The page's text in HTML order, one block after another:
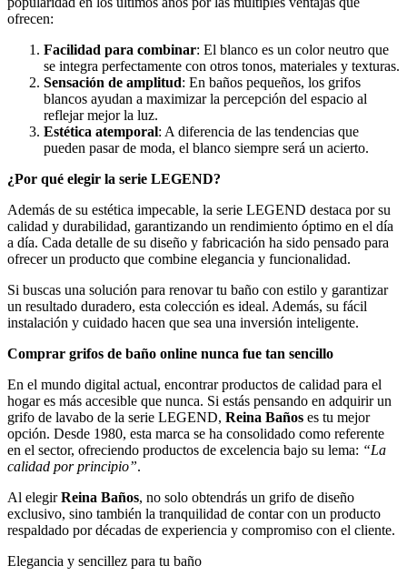
ofrecen:
Facilidad para combinar: El blanco es un color neutro que
se integra perfectamente con otros tonos, materiales y texturas.
Sensación de amplitud: En baños pequeños, los grifos
blancos ayudan a maximizar la percepción del espacio al
reflejar mejor la luz.
Estética atemporal: A diferencia de las tendencias que
pueden pasar de moda, el blanco siempre será un acierto.
¿Por qué elegir la serie LEGEND?
Además de su estética impecable, la serie LEGEND destaca por su
calidad y durabilidad, garantizando un rendimiento óptimo en el día
a día. Cada detalle de su diseño y fabricación ha sido pensado para
ofrecer un producto que combine elegancia y funcionalidad.
Si buscas una solución para renovar tu baño con estilo y garantizar
un resultado duradero, esta colección es ideal. Además, su fácil
instalación y cuidado hacen que sea una inversión inteligente.
Comprar grifos de baño online nunca fue tan sencillo
En el mundo digital actual, encontrar productos de calidad para el
hogar es más accesible que nunca. Si estás pensando en adquirir un
grifo de lavabo de la serie LEGEND, Reina Baños es tu mejor
opción. Desde 1980, esta marca se ha consolidado como referente
en el sector, ofreciendo productos de excelencia bajo su lema: “La
calidad por principio”.
Al elegirReina Baños, no solo obtendrás un grifo de diseño
exclusivo, sino también la tranquilidad de contar con un producto
respaldado por décadas de experiencia y compromiso con el cliente.
Elegancia y sencillez para tu baño